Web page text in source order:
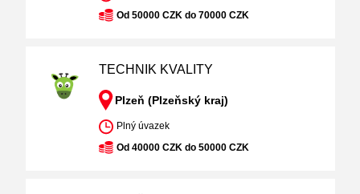
Od 50000 CZK do 70000 CZK
TECHNIK KVALITY
Plzeň (Plzeňský kraj)
Plný úvazek
Od 40000 CZK do 50000 CZK